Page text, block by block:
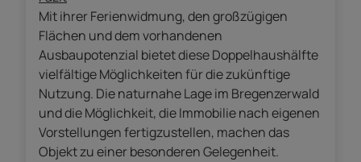
Mit ihrer Ferienwidmung, den großzügigen
Flächen und dem vorhandenen
Ausbaupotenzial bietet diese Doppelhaushälfte
vielfältige Möglichkeiten für die zukünftige
Nutzung. Die naturnahe Lage im Bregenzerwald
und die Möglichkeit, die Immobilie nach eigenen
Vorstellungen fertigzustellen, machen das
Objekt zu einer besonderen Gelegenheit.